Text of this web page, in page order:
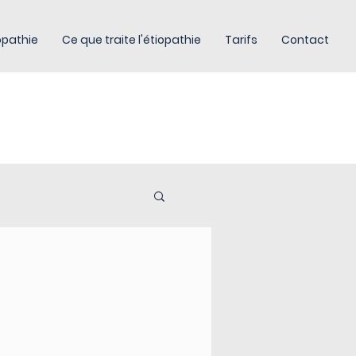
Ce que traite l'étiopathie Tarifs Contact